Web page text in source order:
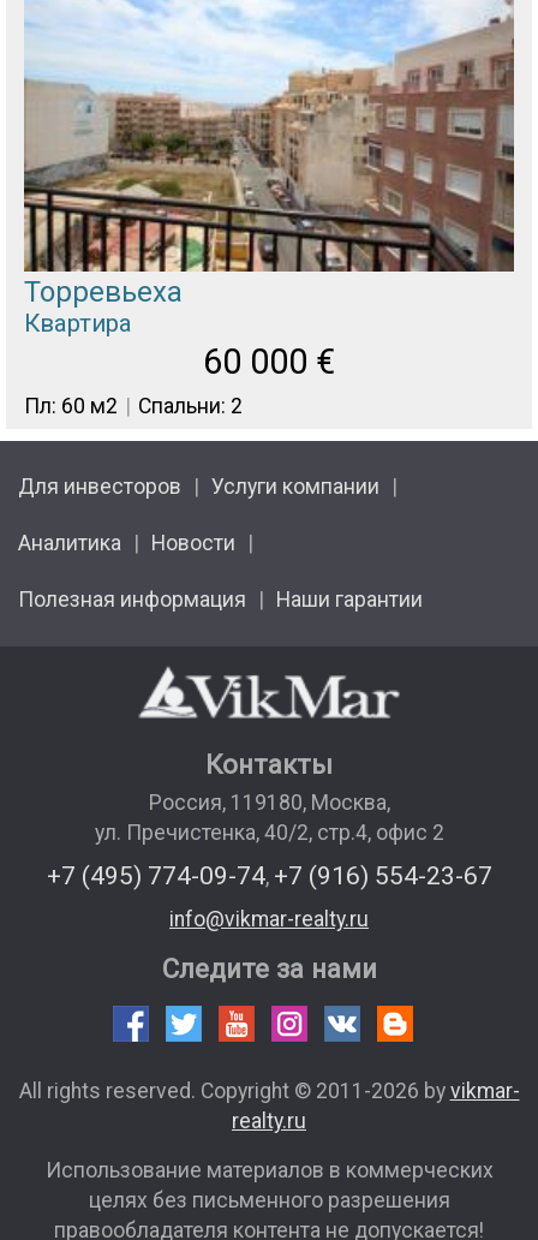
Торревьеха
Квартира
60 000 €
Пл: 60 м2 Спальни: 2
Для инвесторов Услуги компании
Аналитика Новости
Полезная информация Наши гарантии
Контакты
Россия, 119180, Москва,
ул. Пречистенка, 40/2, стр.4, офис 2
+7 (495) 774-09-74, +7 (916) 554-23-67
info@vikmar-realty.ru
Следите за нами
All rights reserved. Copyright © 2011-2026 by vikmar-
realty.ru
Использование материалов в коммерческих
целях без письменного разрешения
правообладателя контента не допускается!